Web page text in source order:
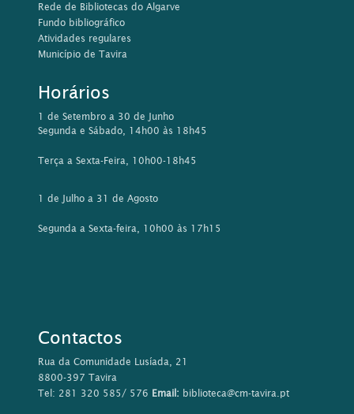
Rede de Bibliotecas do Algarve
Fundo bibliográfico
Atividades regulares
Município de Tavira
Horários
1 de Setembro a 30 de Junho
Segunda e Sábado, 14h00 às 18h45
Terça a Sexta-Feira, 10h00-18h45
1 de Julho a 31 de Agosto
Segunda a Sexta-feira, 10h00 às 17h15
Contactos
Rua da Comunidade Lusíada, 21
8800-397 Tavira
Tel: 281 320 585/ 576 Email: biblioteca@cm-tavira.pt